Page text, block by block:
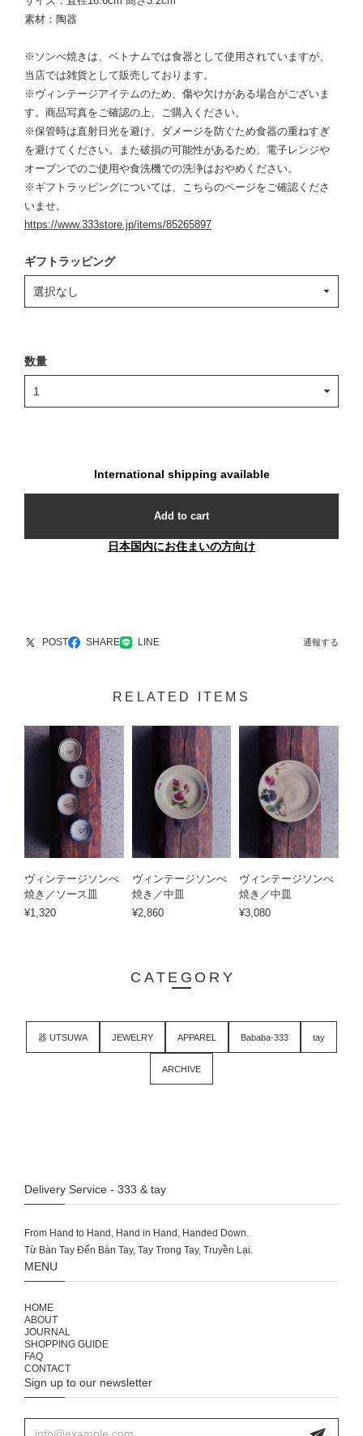
素材：陶器
※ソンべ焼きは、ベトナムでは食器として使用されていますが、
当店では雑貨として販売しております。
※ヴィンテージアイテムのため、傷や欠けがある場合がございま
す。商品写真をご確認の上、ご購入ください。
※保管時は直射日光を避け、ダメージを防ぐため食器の重ねすぎ
を避けてください。また破損の可能性があるため、電子レンジや
オーブンでのご使用や食洗機での洗浄はおやめください。
※ギフトラッピングについては、こちらのページをご確認くださ
いませ。
https://www.333store.jp/items/85265897
ギフトラッピング
数量
International shipping available
Add to cart
日本国内にお住まいの方向け
POST SHARE LINE 通報する
RELATED ITEMS
ヴィンテージソンべ
焼き／ソース皿
¥1,320
ヴィンテージソンべ
焼き／中皿
¥2,860
ヴィンテージソンべ
焼き／中皿
¥3,080
CATEGORY
器 UTSUWA JEWELRY APPAREL Bababa-333 tay
ARCHIVE
Delivery Service - 333 & tay
From Hand to Hand, Hand in Hand, Handed Down.
MENU
HOME
ABOUT
JOURNAL
SHOPPING GUIDE
FAQ
CONTACT
Sign up to our newsletter